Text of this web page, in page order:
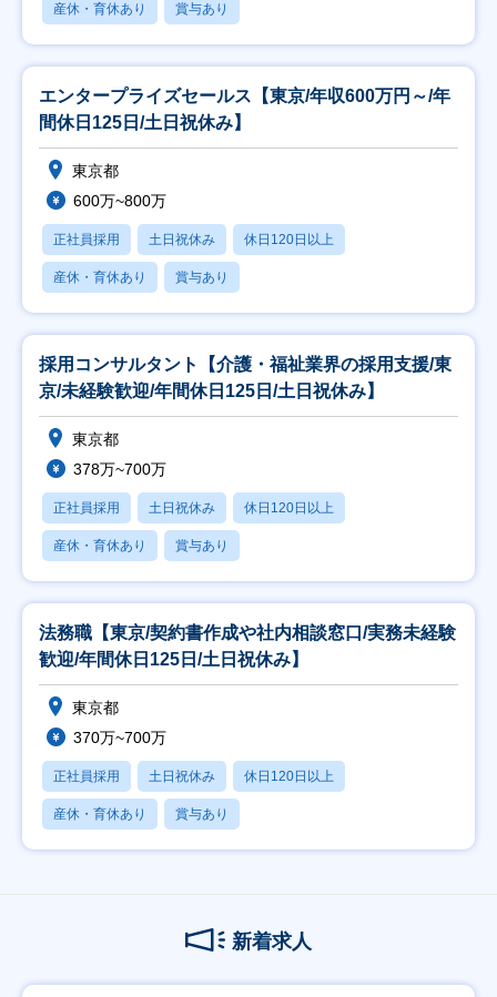
産休・育休あり 賞与あり
エンタープライズセールス【東京/年収600万円～/年
間休日125日/土日祝休み】
東京都
600万~800万
正社員採用 土日祝休み 休日120日以上
産休・育休あり 賞与あり
採用コンサルタント【介護・福祉業界の採用支援/東
京/未経験歓迎/年間休日125日/土日祝休み】
東京都
378万~700万
正社員採用 土日祝休み 休日120日以上
産休・育休あり 賞与あり
法務職【東京/契約書作成や社内相談窓口/実務未経験
歓迎/年間休日125日/土日祝休み】
東京都
370万~700万
正社員採用 土日祝休み 休日120日以上
産休・育休あり 賞与あり
新着求人